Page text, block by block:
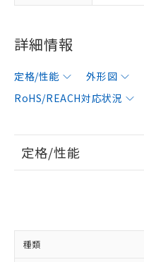
詳細情報
定格/性能 外形図
RoHS/REACH対応状況
定格/性能
種類